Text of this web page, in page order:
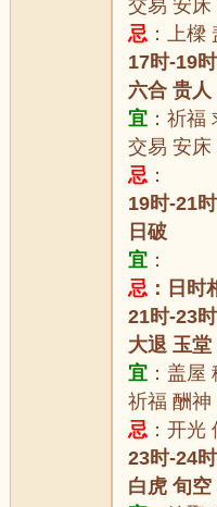
交易 安床
忌 ：上樑
17时-19
六合 贵
宜 ：祈
交易 安
忌 ：
19时-21
日破
宜 ：
忌 ：日时
21时-23
大退 玉
宜 ：盖
祈福 酬
忌 ：开光
23时-24
白虎 旬